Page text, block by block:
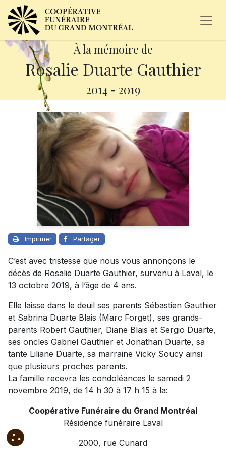
À la mémoire de
Rosalie Duarte Gauthier
2014 - 2019
Imprimer Partager
C’est avec tristesse que nous vous annonçons le
décès de Rosalie Duarte Gauthier, survenu à Laval, le
13 octobre 2019, à l’âge de 4 ans.
Elle laisse dans le deuil ses parents Sébastien Gauthier
et Sabrina Duarte Blais (Marc Forget), ses grands-
parents Robert Gauthier, Diane Blais et Sergio Duarte,
ses oncles Gabriel Gauthier et Jonathan Duarte, sa
tante Liliane Duarte, sa marraine Vicky Soucy ainsi
que plusieurs proches parents.
La famille recevra les condoléances le samedi 2
novembre 2019, de 14 h 30 à 17 h 15 à la:
Coopérative Funéraire du Grand Montréal
Résidence funéraire Laval
2000, rue Cunard